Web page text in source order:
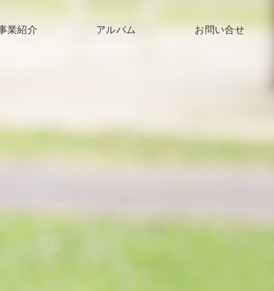
業紹介 アルバム お問い合せ